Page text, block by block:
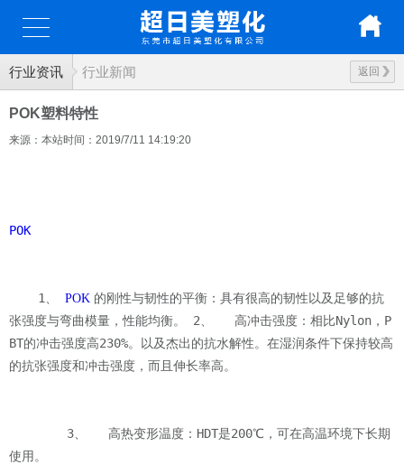
行业资讯 返回
行业新闻
POK塑料特性
来源：本站时间：2019/7/11 14:19:20
POK
1、 POK 的刚性与韧性的平衡：具有很高的韧性以及足够的抗
张强度与弯曲模量，性能均衡。
2、   高冲击强度：相比Nylon，P
BT的冲击强度高230%。以及杰出的抗水解性。在湿润条件下保持较高
的抗张强度和冲击强度，而且伸长率高。
使用。